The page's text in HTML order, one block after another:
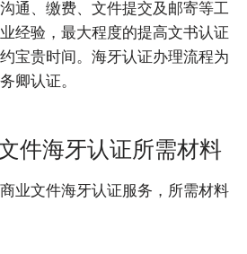
通、缴费、文件提交及邮寄等工
经验，最大程度的提高文书认证
宝贵时间。海牙认证办理流程为
卿认证。
件海牙认证所需材料
业文件海牙认证服务，所需材料